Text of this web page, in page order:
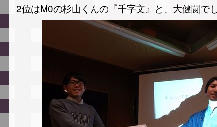
2位はM0の杉山くんの『千字文』と、大健闘で